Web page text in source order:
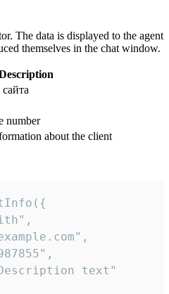
The data is displayed to the agent
themselves in the chat window.
number
about the client
text"